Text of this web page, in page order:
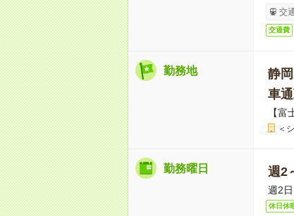
交
交通費
勤務地
静
車
【
＜
勤務曜日 週2
週2
休日休